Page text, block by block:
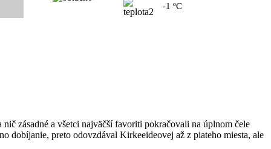
-1 ºC
zásadné a všetci najväčší favoriti pokračovali na úplnom čele
dobíjanie, preto odovzdával Kirkeeideovej až z piateho miesta, ale